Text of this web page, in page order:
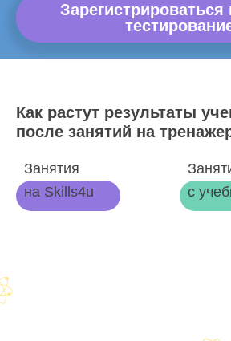
Зарегистрироваться
Как растут результаты
после занятий на
Занятия
на Skills4u
с